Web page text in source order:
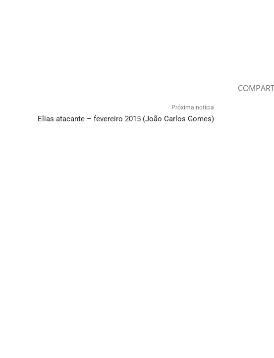
Próxima notícia
Elias atacante – fevereiro 2015 (João Carlos Gomes)